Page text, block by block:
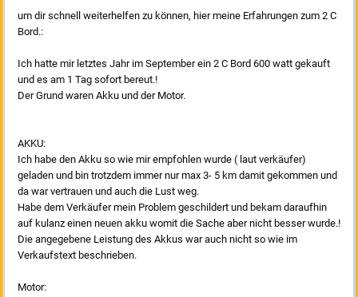
um dir schnell weiterhelfen zu können, hier meine Erfahrungen zum 2 C
Bord.:
Ich hatte mir letztes Jahr im September ein 2 C Bord 600 watt gekauft
und es am 1 Tag sofort bereut.!
Der Grund waren Akku und der Motor.
AKKU:
Ich habe den Akku so wie mir empfohlen wurde ( laut verkäufer)
geladen und bin trotzdem immer nur max 3- 5 km damit gekommen und
da war vertrauen und auch die Lust weg.
Habe dem Verkäufer mein Problem geschildert und bekam daraufhin
auf kulanz einen neuen akku womit die Sache aber nicht besser wurde.!
Die angegebene Leistung des Akkus war auch nicht so wie im
Verkaufstext beschrieben.
Motor: